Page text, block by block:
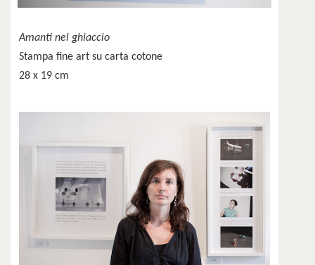
Amanti nel ghiaccio
Stampa fine art su carta cotone
28 x 19 cm